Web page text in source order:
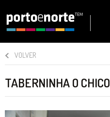
VOLVER
TABERNINHA O CHICO